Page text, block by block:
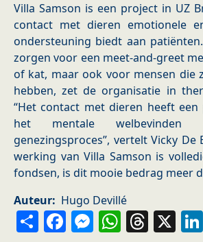
Villa Samson is een project in UZ
contact met dieren emotionele
ondersteuning biedt aan
zorgen voor een meet-and-greet
of kat, maar ook voor mensen die
hebben, zet de organisatie in
“Het contact met dieren heeft
het mentale
genezingsproces”, vertelt Vicky De
werking van Villa Samson is
fondsen, is dit mooie bedrag meer
Auteur
Hugo Devillé
ShareFacebook X